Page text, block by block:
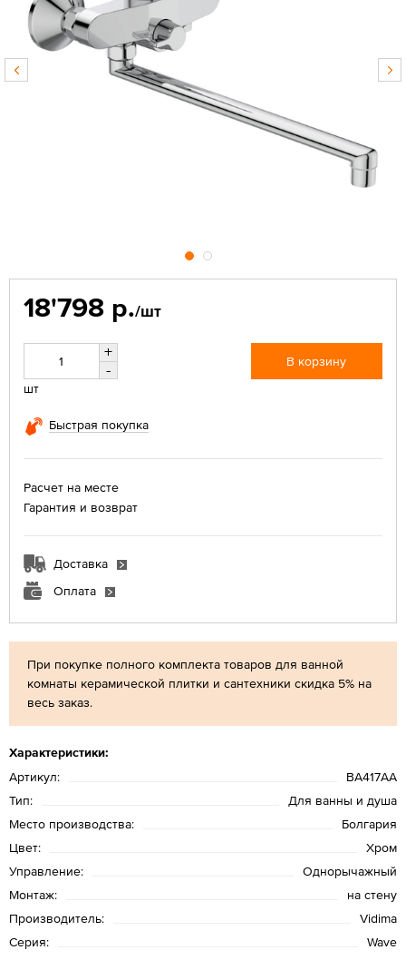
При покупке полного комплекта товаров для ванной
комнаты керамической плитки и сантехники скидка 5% на
весь заказ.
Характеристики:
Артикул:
BA417AA
Тип:
Для ванны и душа
Место производства:
Болгария
Цвет:
Хром
Управление:
Однорычажный
Монтаж:
на стену
Производитель:
Vidima
Серия:
Wave
18'798 р./шт
+
-
шт
В корзину
Быстрая покупка
Расчет на месте
Гарантия и возврат
Доставка
Оплата